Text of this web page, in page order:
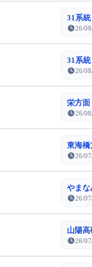
31系
26/
31系
26/
栄方面
26/
東海橋
26/
やまな
26/
山陽
26/